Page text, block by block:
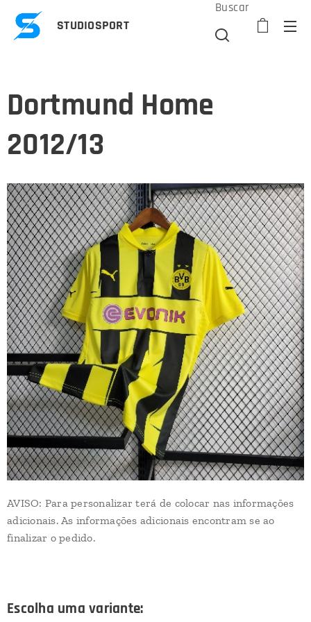
STUDIOSPORT
Buscar
Dortmund Home
2012/13
AVISO: Para personalizar terá de colocar nas informações
adicionais. As informações adicionais encontram se ao
finalizar o pedido.
Escolha uma variante: